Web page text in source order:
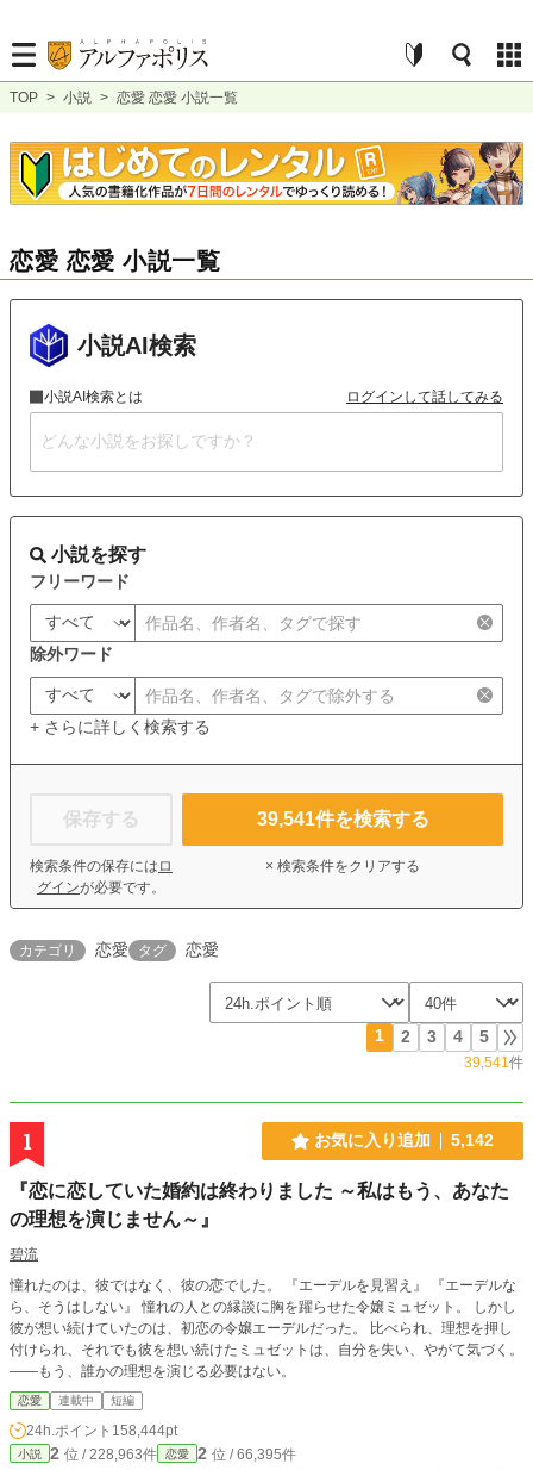
TOP > 小説 > 恋愛 恋愛 小説一覧
恋愛 恋愛 小説一覧
小説AI検索
小説AI検索とは ログインして話してみる
小説を探す
フリーワード
除外ワード
+ さらに詳しく検索する
保存する
検索条件の保存には ロ
グインが必要です。
39,541件を検索する
× 検索条件をクリアする
カテゴリ 恋愛 タグ 恋愛
1 2 3 4 5
39,541件
1 お気に入り追加 5,142
『恋に恋していた婚約は終わりました ～私はもう、あなた
の理想を演じません～』
碧流
憧れたのは、彼ではなく、彼の恋でした。 『エーデルを見習え』 『エーデルな
ら、そうはしない』 憧れの人との縁談に胸を躍らせた令嬢ミュゼット。 しかし
彼が想い続けていたのは、初恋の令嬢エーデルだった。 比べられ、理想を押し
付けられ、それでも彼を想い続けたミュゼットは、自分を失い、やがて気づく。
――もう、誰かの理想を演じる必要はない。
恋愛 連載中 短編
24h.ポイント 158,444pt
小説 2 位 / 228,963件 恋愛 2 位 / 66,395件